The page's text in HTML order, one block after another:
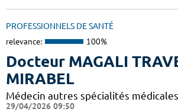
PROFESSIONNELS DE SANTÉ
relevance: 100%
Docteur MAGALI
MIRABEL
Médecin autres spécialités médicales
29/04/2026 09:50